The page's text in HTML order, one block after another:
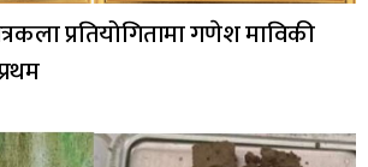
प्रतियोगितामा गणेश माविकी